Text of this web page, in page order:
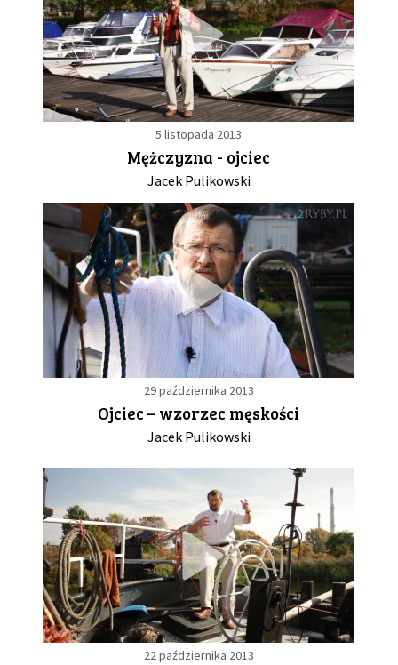
5 listopada 2013
Mężczyzna - ojciec
Jacek Pulikowski
29 października 2013
Ojciec – wzorzec męskości
Jacek Pulikowski
22 października 2013